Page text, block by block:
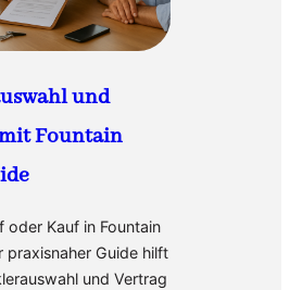
und
Fountain
oder Kauf in Fountain
praxisnaher Guide hilft
und Vertrag